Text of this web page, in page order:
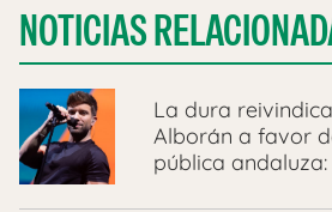
NOTICIAS
La dura
Alborán a favor
pública andaluza: